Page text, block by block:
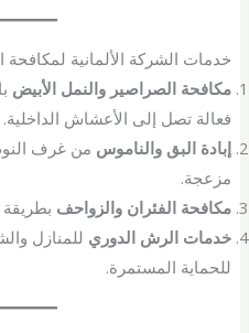
خدمات الشركة الألمانية
مكافحة الصراصير والنمل الأبيض
فعالة تصل إلى الأعشاش الداخلية.
إبادة البق والناموس من غرف
مزعجة.
مكافحة الفئران والزواحف بطريقة
خدمات الرش الدوري للمنازل
للحماية المستمرة.